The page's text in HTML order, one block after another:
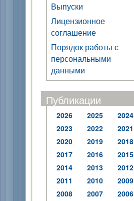
Выпуски
Лицензионное
соглашение
Порядок работы с
персональными
данными
Публикации
2026 2025
2024
2023
2022
2021
2020
2019
2018
2017
2016
2015
2014
2013
2012
2011
2010
2009
2008
2007
2006